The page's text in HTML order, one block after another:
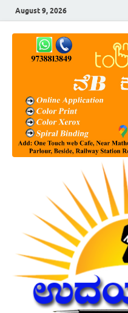
August 9, 2026